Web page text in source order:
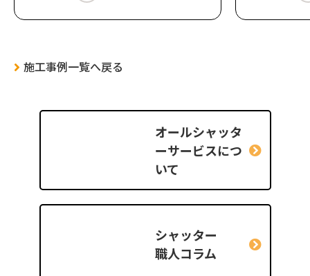
施工事例一覧へ戻る
オールシャッタ
ーサービスにつ
いて
シャッター
職人コラム